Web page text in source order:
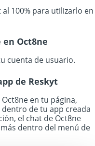
100% para utilizarlo en
en Oct8ne
cuenta de usuario.
de Reskyt
en tu página,
de tu app creada
el chat de Oct8ne
dentro del menú de